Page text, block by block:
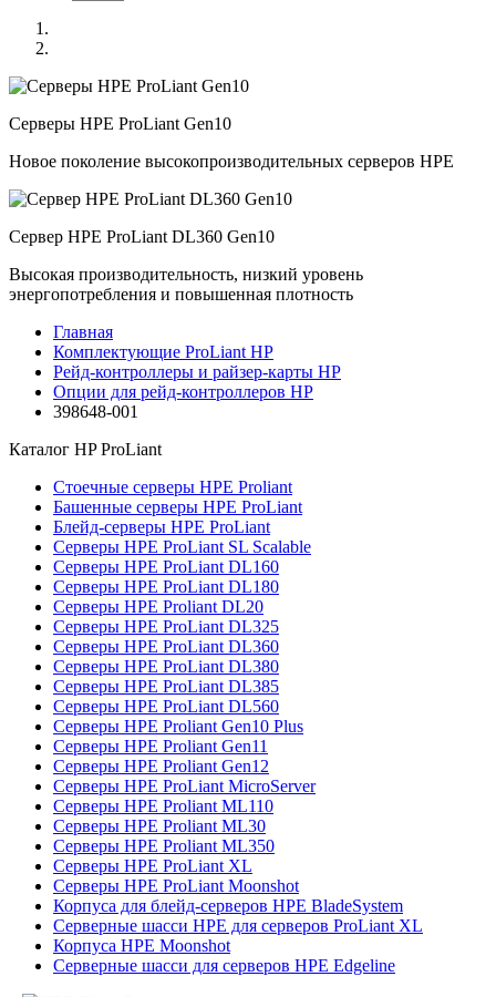
Серверы HPE ProLiant Gen10
Новое поколение высокопроизводительных серверов HPE
Сервер HPE ProLiant DL360 Gen10
Высокая производительность, низкий уровень
энергопотребления и повышенная плотность
Главная
Комплектующие ProLiant HP
Рейд-контроллеры и райзер-карты HP
Опции для pейд-контроллеров HP
398648-001
Каталог HP ProLiant
Стоечные серверы HPE Proliant
Башенные серверы HPE ProLiant
Блейд-серверы HPE ProLiant
Серверы HPE ProLiant SL Scalable
Серверы HPE ProLiant DL160
Серверы HPE ProLiant DL180
Серверы HPE Proliant DL20
Серверы HPE ProLiant DL325
Серверы HPE ProLiant DL360
Серверы HPE ProLiant DL380
Серверы HPE ProLiant DL385
Серверы HPE ProLiant DL560
Серверы HPE Proliant Gen10 Plus
Серверы HPE Proliant Gen11
Серверы HPE Proliant Gen12
Серверы HPE ProLiant MicroServer
Серверы HPE Proliant ML110
Серверы HPE Proliant ML30
Серверы HPE Proliant ML350
Серверы HPE ProLiant XL
Серверы HPE ProLiant Moonshot
Корпуса для блейд-серверов HPE BladeSystem
Серверные шасси HPE для серверов ProLiant XL
Корпуса HPE Moonshot
Серверные шасси для серверов HPE Edgeline